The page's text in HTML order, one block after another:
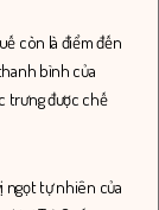
còn là điểm đến
bình của
trưng được chế
ngọt tự nhiên của